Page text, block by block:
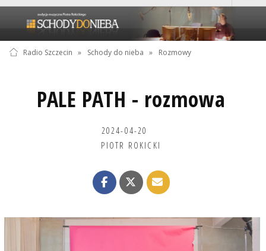
Radio Szczecin » Schody do nieba » Rozmowy
PALE PATH - rozmowa
2024-04-20
PIOTR ROKICKI